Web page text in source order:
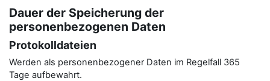
Dauer der Speicherung der
personenbezogenen Daten
Protokolldateien
Werden als personenbezogener Daten im Regelfall 365
Tage aufbewahrt.